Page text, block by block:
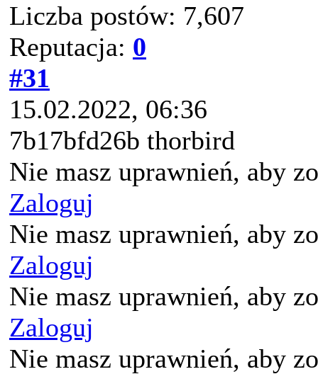
Liczba postów: 7,607
Reputacja: 0
#31
15.02.2022, 06:36
7b17bfd26b thorbird
Nie masz uprawnień, aby
Zaloguj
Nie masz uprawnień, aby
Zaloguj
Nie masz uprawnień, aby
Zaloguj
Nie masz uprawnień, aby